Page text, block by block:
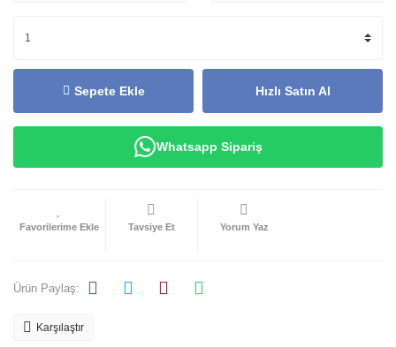
Sepete Ekle Hızlı Satın Al
Whatsapp Sipariş
Tavsiye Et Yorum Yaz
Ürün Paylaş:
Karşılaştır